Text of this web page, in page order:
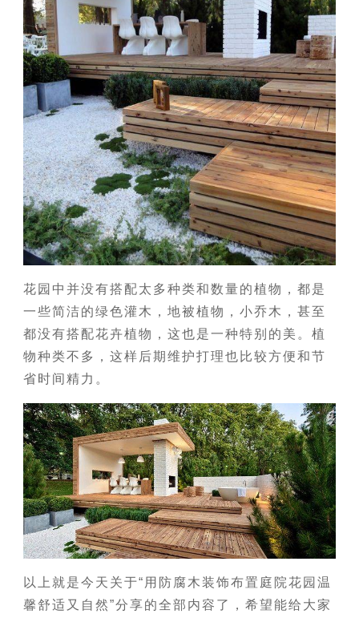
花园中并没有搭配太多种类和数量的植物，都是
一些简洁的绿色灌木，地被植物，小乔木，甚至
都没有搭配花卉植物，这也是一种特别的美。植
物种类不多，这样后期维护打理也比较方便和节
省时间精力。
以上就是今天关于“用防腐木装饰布置庭院花园温
馨舒适又自然”分享的全部内容了，希望能给大家